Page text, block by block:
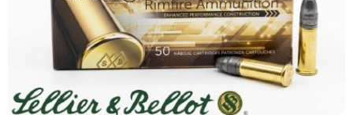
9002006560008 Sellier & Bellot .22 LR 2,56g LHP Subsonic